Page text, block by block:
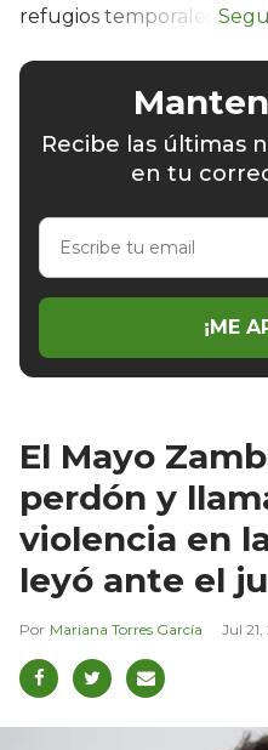
refugios temporales.
Recibe las últimas
en tu
Escribe
email
¡ME
El Mayo
perdón y
violencia en
leyó ante el
Mariana Torres García Jul